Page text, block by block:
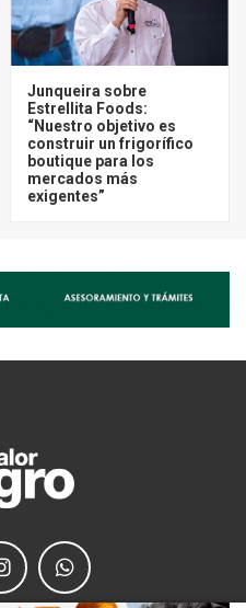
Junqueira sobre
Estrellita Foods:
“Nuestro objetivo es
construir un frigorífico
boutique para los
mercados más
exigentes”